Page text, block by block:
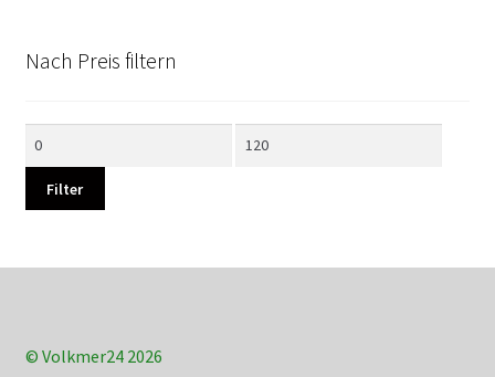
Nach Preis filtern
Filter
© Volkmer24 2026